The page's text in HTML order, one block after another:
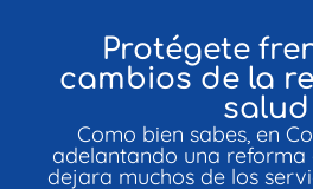
Protégete
cambios de la
salud
Como bien sabes, en
adelantando una reforma
dejara muchos de los